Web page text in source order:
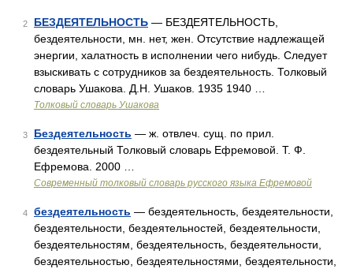
2 БЕЗДЕЯТЕЛЬНОСТЬ — БЕЗДЕЯТЕЛЬНОСТЬ,
бездеятельности, мн. нет, жен. Отсутствие надлежащей
энергии, халатность в исполнении чего нибудь. Следует
взыскивать с сотрудников за бездеятельность. Толковый
словарь Ушакова. Д.Н. Ушаков. 1935 1940 …
Толковый словарь Ушакова
3 Бездеятельность — ж. отвлеч. сущ. по прил.
бездеятельный Толковый словарь Ефремовой. Т. Ф.
Ефремова. 2000 …
Современный толковый словарь русского языка Ефремовой
4 бездеятельность — бездеятельность, бездеятельности,
бездеятельности, бездеятельностей, бездеятельности,
бездеятельностям, бездеятельность, бездеятельности,
бездеятельностью, бездеятельностями, бездеятельности,